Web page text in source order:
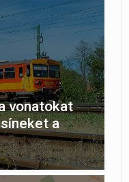
vonatokat
a